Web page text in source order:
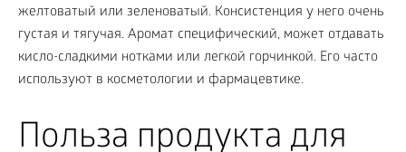
желтоватый или зеленоватый. Консистенция у него очень
густая и тягучая. Аромат специфический, может отдавать
кисло-сладкими нотками или легкой горчинкой. Его часто
используют в косметологии и фармацевтике.
Польза продукта для